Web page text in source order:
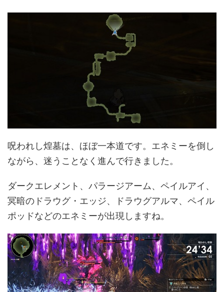
呪われし煌墓は、ほぼ一本道です。エネミーを倒し
ながら、迷うことなく進んで行きました。
ダークエレメント、パラージアーム、ペイルアイ、
冥暗のドラウグ・エッジ、ドラウグアルマ、ペイル
ポッドなどのエネミーが出現しますね。